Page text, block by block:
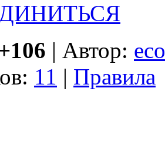
| Автор:
11 | Правила